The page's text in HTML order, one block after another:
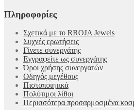
Πληροφορίες
Σχετικά με το RROJA Jewels
Συχνές ερωτήσεις
Γίνετε συνεργάτης
Εγγραφείτε ως συνεργάτης
Όροι χρήσης συνεργατών
Οδηγός μεγέθους
Πιστοποιητικά
Πολύτιμοι λίθοι
Περισσότερα προσαρμοσμένα